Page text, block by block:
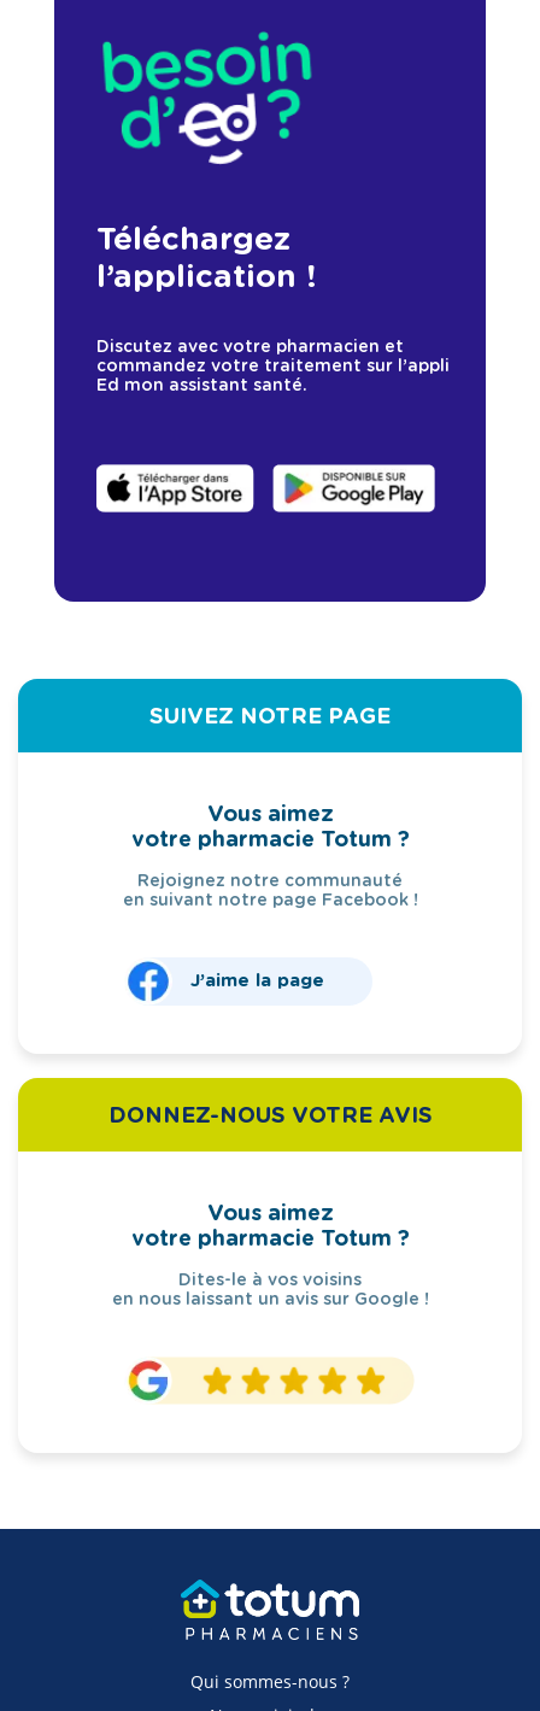
Téléchargez
l’application !
Discutez avec votre pharmacien et
commandez votre traitement sur l’appli
Ed mon assistant santé.
SUIVEZ NOTRE PAGE
Vous aimez
votre pharmacie Totum ?
Rejoignez notre communauté
en suivant notre page Facebook !
J’aime la page
DONNEZ-NOUS VOTRE AVIS
Vous aimez
votre pharmacie Totum ?
Dites-le à vos voisins
en nous laissant un avis sur Google !
Qui sommes-nous ?